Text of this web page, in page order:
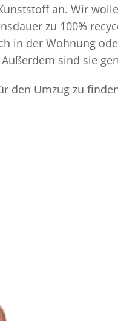
an. Wir
zu 100%
in der Wohnung
sind sie
den Umzug zu